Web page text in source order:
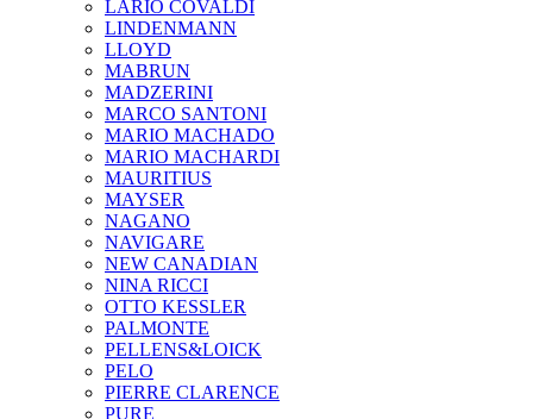
LARIO COVALDI
LINDENMANN
LLOYD
MABRUN
MADZERINI
MARCO SANTONI
MARIO MACHADO
MARIO MACHARDI
MAURITIUS
MAYSER
NAGANO
NAVIGARE
NEW CANADIAN
NINA RICCI
OTTO KESSLER
PALMONTE
PELLENS&LOICK
PELO
PIERRE CLARENCE
PURE